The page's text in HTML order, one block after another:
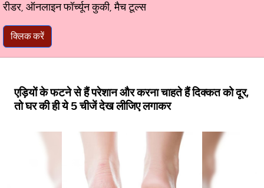
रीडर, ऑनलाइन फॉर्च्यून कुकी, मैच टूल्स
क्लिक करें
एड़ियों के फटने से हैं परेशान और करना चाहते हैं दिक्कत को दूर,
तो घर की ही ये 5 चीजें देख लीजिए लगाकर